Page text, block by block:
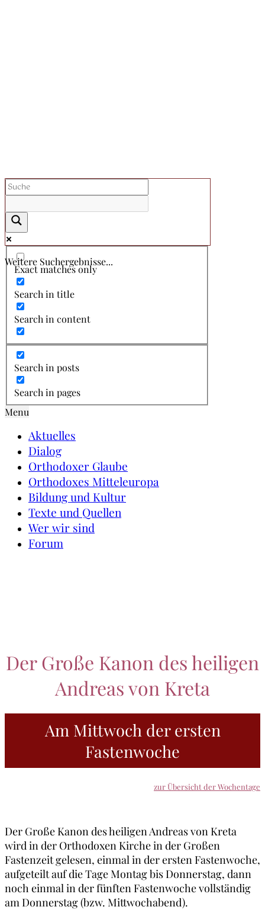
Weitere Suchergebnisse...
Exact matches only
Search in title
Search in content
Search in posts
Search in pages
Menu
Aktuelles
Dialog
Orthodoxer Glaube
Orthodoxes Mitteleuropa
Bildung und Kultur
Texte und Quellen
Wer wir sind
Forum
Der Große Kanon des heiligen
Andreas von Kreta
Am Mittwoch der ersten
Fastenwoche
zur Übersicht der Wochentage
Der Große Kanon des heiligen Andreas von Kreta
wird in der Orthodoxen Kirche in der Großen
Fastenzeit gelesen, einmal in der ersten Fastenwoche,
aufgeteilt auf die Tage Montag bis Donnerstag, dann
noch einmal in der fünften Fastenwoche vollständig
am Donnerstag (bzw. Mittwochabend).